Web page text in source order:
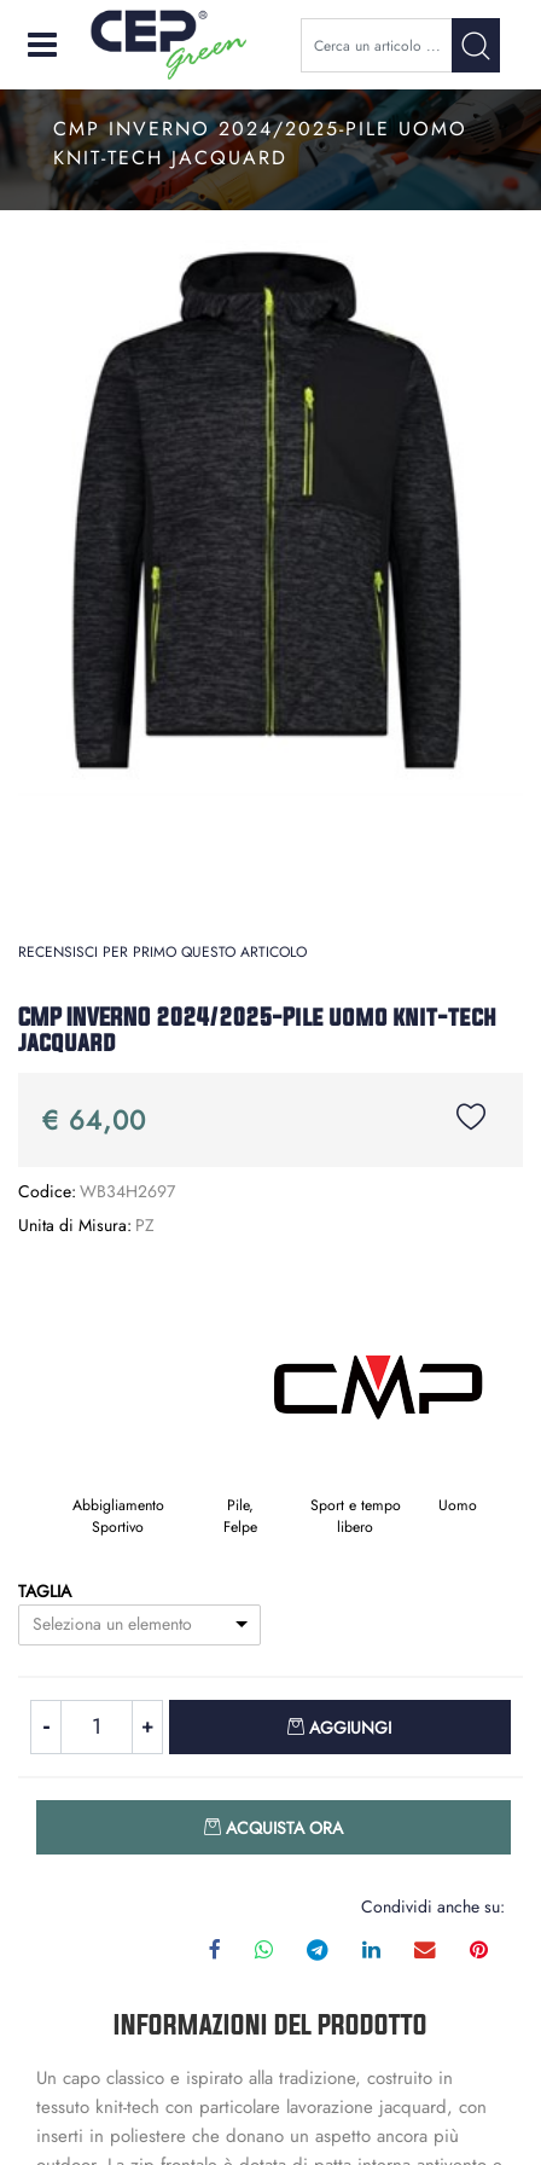
Open
CMP INVERNO 2024/2025-PILE UOMO
KNIT-TECH JACQUARD
RECENSISCI PER PRIMO QUESTO ARTICOLO
CMP INVERNO 2024/2025-Pile uomo knit-tech
jacquard
€ 64,00
Codice: WB34H2697
Unita di Misura: PZ
Abbigliamento
Sportivo
Pile,
Felpe
Sport e tempo
libero
Uomo
TAGLIA
Seleziona un elemento
AGGIUNGI
ACQUISTA ORA
Condividi anche su:
INFORMAZIONI DEL PRODOTTO
Un capo classico e ispirato alla tradizione, costruito in
tessuto knit-tech con particolare lavorazione jacquard, con
inserti in poliestere che donano un aspetto ancora più